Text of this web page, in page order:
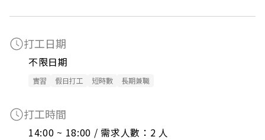
打工日期
不限日期
實習 假日打工 短時數 長期兼職
打工時間
14:00 ~ 18:00 / 需求人數：2 人